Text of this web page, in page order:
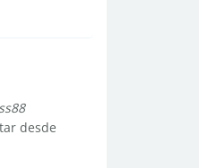
desde